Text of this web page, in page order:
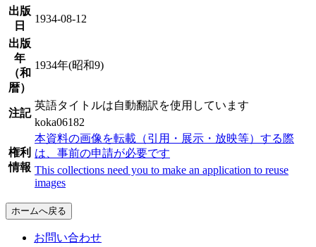
出版
日
1934-08-12
出版
年
（和
暦）
1934年(昭和9)
注記
英語タイトルは自動翻訳を使用しています
koka06182
権利
情報
本資料の画像を転載（引用・展示・放映等）する際
は、事前の申請が必要です
This collections need you to make an application to reuse
images
ホームへ戻る
お問い合わせ